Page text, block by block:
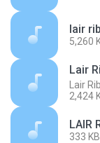
lair
5,260
Lair
Lair
2,424
LAIR
333 KB